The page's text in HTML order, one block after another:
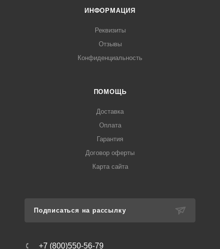
ИНФОРМАЦИЯ
Реквизиты
Отзывы
Конфиденциальность
ПОМОЩЬ
Доставка
Оплата
Гарантия
Договор оферты
Карта сайта
Подписаться на рассылку
+7 (800)550-56-79